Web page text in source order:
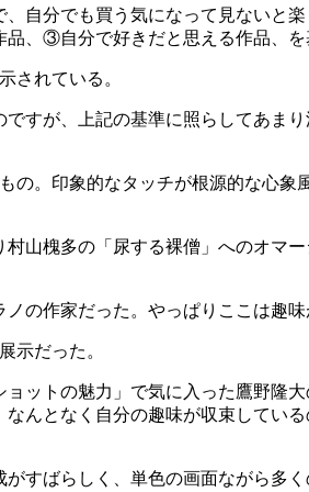
自分でも買う気になって見ないと楽
、③自分で好きだと思える作品、を
されている。
すが、上記の基準に照らしてあまり
の。印象的なタッチが根源的な心
山槐多の「尿する裸僧」へのオ
の作家だった。やっぱりここは趣味
示だった。
ットの魅力」で気に入った鷹野隆
んとなく自分の趣味が収束している
すばらしく、単色の画面ながら多く